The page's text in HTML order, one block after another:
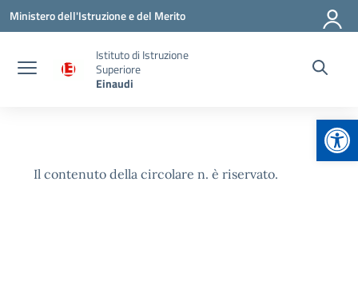
Vai ai contenuti
Vai al menu di navigazione
Vai al footer
Ministero dell'Istruzione e del Merito
Istituto di Istruzione
Superiore
Einaudi
Il contenuto della circolare n. è riservato.